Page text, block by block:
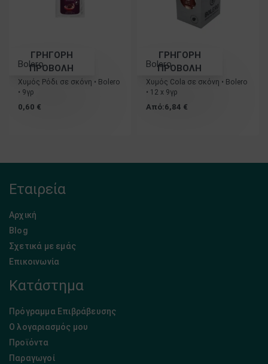
ΓΡΗΓΟΡΗ
ΠΡΟΒΟΛΗ
Bolero
Χυμός Ρόδι σε σκόνη • Bolero
• 9γρ
0,60 €
ΓΡΗΓΟΡΗ
ΠΡΟΒΟΛΗ
Bolero
Χυμός Cola σε σκόνη • Bolero
• 12 x 9γρ
Από:6,84 €
Εταιρεία
Αρχική
Blog
Σχετικά με εμάς
Επικοινωνία
Κατάστημα
Πρόγραμμα Επιβράβευσης
Ο λογαριασμός μου
Προϊόντα
Παραγωγοί